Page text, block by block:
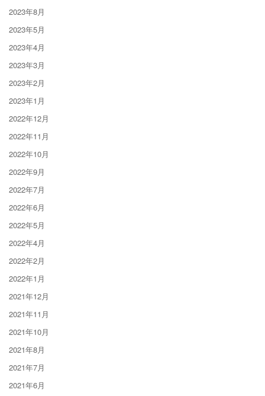
2023年8月
2023年5月
2023年4月
2023年3月
2023年2月
2023年1月
2022年12月
2022年11月
2022年10月
2022年9月
2022年7月
2022年6月
2022年5月
2022年4月
2022年2月
2022年1月
2021年12月
2021年11月
2021年10月
2021年8月
2021年7月
2021年6月